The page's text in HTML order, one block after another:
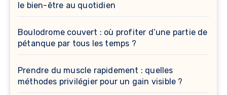
le bien-être au quotidien
Boulodrome couvert : où profiter d’une partie de
pétanque par tous les temps ?
Prendre du muscle rapidement : quelles
méthodes privilégier pour un gain visible ?